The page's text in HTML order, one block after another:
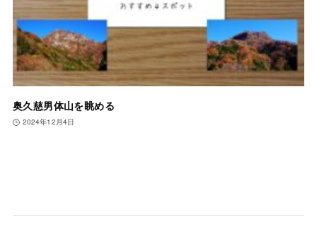
奥久慈男体山を眺める
2024年12月4日